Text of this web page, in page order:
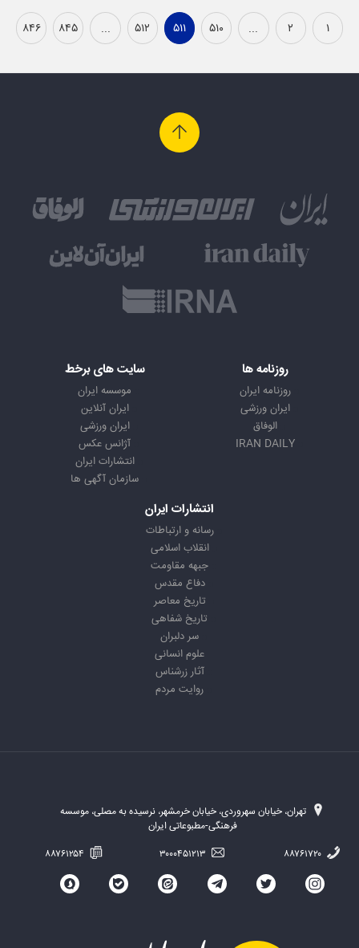
۱ ۲ ... ۵۱۰ ۵۱۱ ۵۱۲ ... ۸۴۵ ۸۴۶
روزنامه ها
روزنامه ایران
ایران ورزشی
الوفاق
IRAN DAILY
سایت های برخط
موسسه ایران
ایران آنلاین
ایران ورزشی
آژانس عکس
انتشارات ایران
سازمان آگهی ها
انتشارات ایران
رسانه و ارتباطات
انقلاب اسلامی
جبهه مقاومت
دفاع مقدس
تاریخ معاصر
تاریخ شفاهی
سر دلبران
علوم انسانی
آثار زرشناس
روایت مردم
تهران، خیابان سهروردی، خیابان خرمشهر، نرسیده به مصلی، موسسه
فرهنگی-مطبوعاتی ایران